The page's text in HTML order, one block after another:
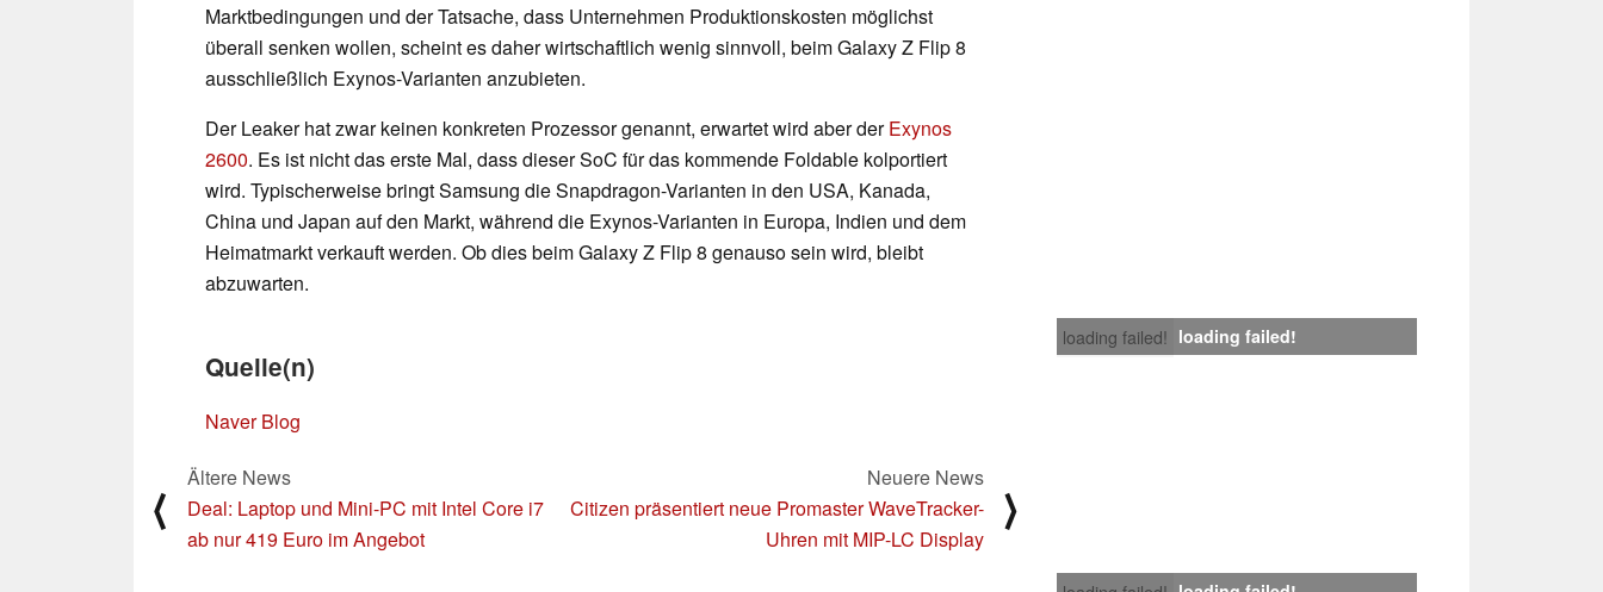
Marktbedingungen und der Tatsache, dass Unternehmen Produktionskosten möglichst
überall senken wollen, scheint es daher wirtschaftlich wenig sinnvoll, beim Galaxy Z Flip 8
ausschließlich Exynos-Varianten anzubieten.
Der Leaker hat zwar keinen konkreten Prozessor genannt, erwartet wird aber derExynos
2600. Es ist nicht das erste Mal, dass dieser SoC für das kommende Foldable kolportiert
wird. Typischerweise bringt Samsung die Snapdragon-Varianten in den USA, Kanada,
China und Japan auf den Markt, während die Exynos-Varianten in Europa, Indien und dem
Heimatmarkt verkauft werden. Ob dies beim Galaxy Z Flip 8 genauso sein wird, bleibt
abzuwarten.
loading failed! loading failed!
Quelle(n)
Naver Blog
⟨
Ältere News
Deal: Laptop und Mini-PC mit Intel Core i7
ab nur 419 Euro im Angebot
Neuere News
Citizen präsentiert neue Promaster WaveTracker-
Uhren mit MIP-LC Display
⟩